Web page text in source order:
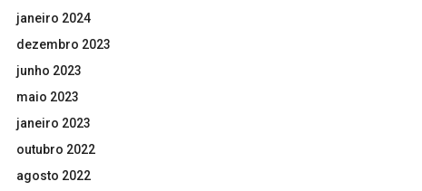
janeiro 2024
dezembro 2023
junho 2023
maio 2023
janeiro 2023
outubro 2022
agosto 2022